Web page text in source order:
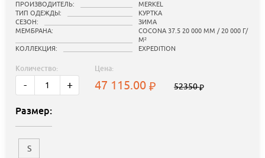
ПРОИЗВОДИТЕЛЬ:
MERKEL
ТИП ОДЕЖДЫ:
КУРТКА
СЕЗОН:
ЗИМА
МЕМБРАНА:
COCONA 37.5 20 000 ММ / 20 000 Г/
М²
КОЛЛЕКЦИЯ:
EXPEDITION
Количество:
- +
Цена:
47 115.00 52350
Размер:
S